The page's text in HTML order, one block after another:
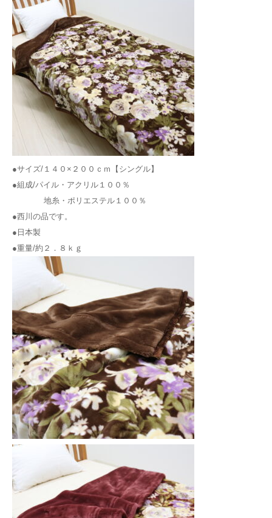
●サイズ/１４０×２００ｃｍ【シングル】
●組成/パイル・アクリル１００％
地糸・ポリエステル１００％
●西川の品です。
●日本製
●重量/約２．８ｋｇ